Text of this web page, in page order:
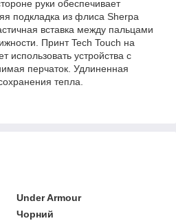
руки обеспечивает
подкладка из флиса Sherpa
вставка между пальцами
Принт Tech Touch на
использовать устройства с
перчаток. Удлиненная
тепла.
Under Armour
Чорний